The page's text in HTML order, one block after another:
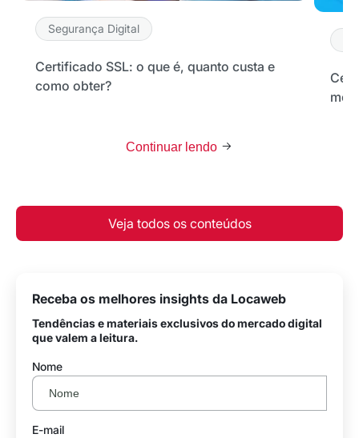
Segurança Digital
Certificado SSL: o que é, quanto custa e
como obter?
Continuar lendo
Veja todos os conteúdos
Receba os melhores insights da Locaweb
Tendências e materiais exclusivos do mercado digital
que valem a leitura.
Nome
E-mail